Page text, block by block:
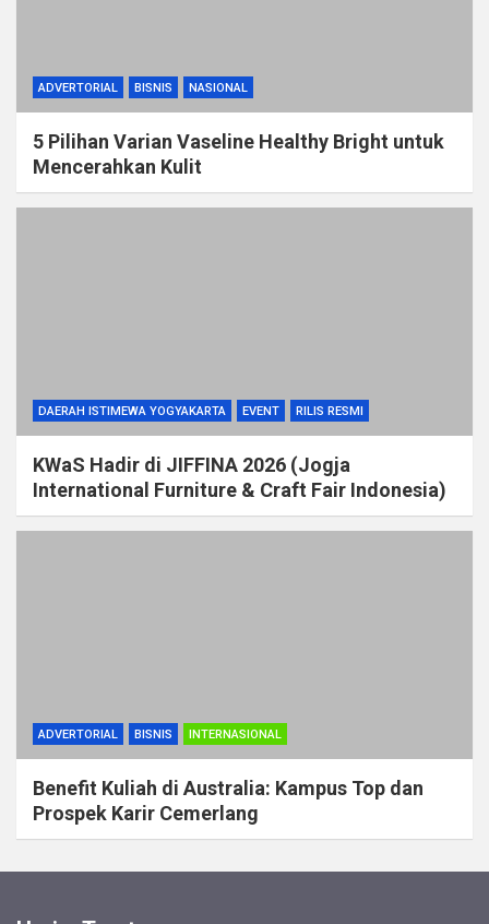
ADVERTORIAL BISNIS NASIONAL
5 Pilihan Varian Vaseline Healthy Bright untuk
Mencerahkan Kulit
DAERAH ISTIMEWA YOGYAKARTA EVENT RILIS RESMI
KWaS Hadir di JIFFINA 2026 (Jogja
International Furniture & Craft Fair Indonesia)
ADVERTORIAL BISNIS INTERNASIONAL
Benefit Kuliah di Australia: Kampus Top dan
Prospek Karir Cemerlang